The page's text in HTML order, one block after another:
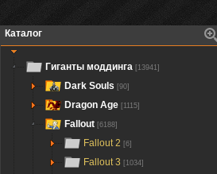
Каталог
Гиганты моддинга [13941]
Dark Souls [90]
Dragon Age [1115]
Fallout [6188]
Fallout 2 [6]
Fallout 3 [1034]